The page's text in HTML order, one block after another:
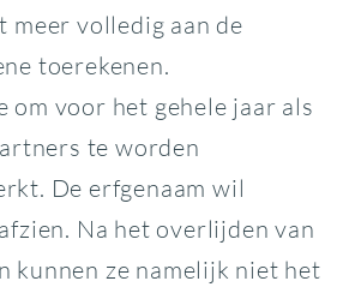
meer volledig aan de
toerekenen.
om voor het gehele jaar als
te worden
De erfgenaam wil
Na het overlijden van
kunnen ze namelijk niet het